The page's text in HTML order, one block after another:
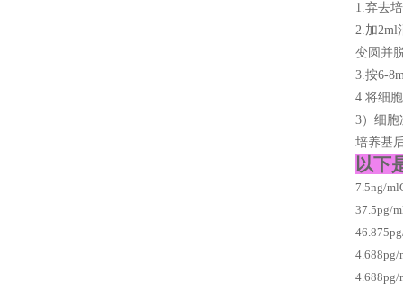
1.弃去
2.加2ml
变圆并
3.按6-
4.将细
3）细胞
培养基
以下
7.5ng/
37.5pg/